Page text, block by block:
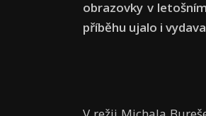
obrazovky v
příběhu ujalo i